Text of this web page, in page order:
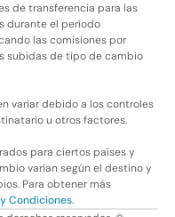
de transferencia para las
durante el período
las comisiones por
subidas de tipo de cambio
variar debido a los controles
u otros factores.
para ciertos países y
varían según el destino y
Para obtener más
Condiciones.